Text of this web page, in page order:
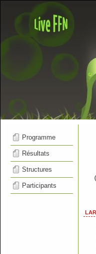
Programme
Résultats
Structures
Participants